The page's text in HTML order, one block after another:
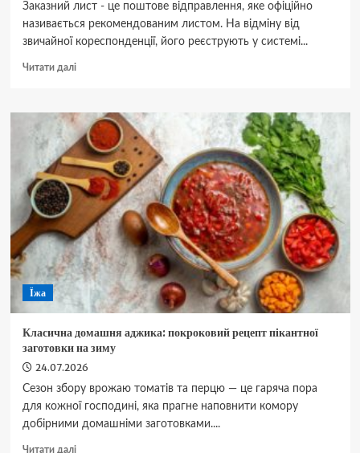
Заказний лист - це поштове відправлення, яке офіційно
називається рекомендованим листом. На відміну від
звичайної кореспонденції, його реєструють у системі...
Читати даліДокладніше
відправити
заказний
лист
Укрпоштою
Їжа
Класична домашня аджика: покроковий рецепт пікантної
заготовки на зиму
24.07.2026
Сезон збору врожаю томатів та перцю — це гаряча пора
для кожної господині, яка прагне наповнити комору
добірними домашніми заготовками....
Читати даліДокладніше